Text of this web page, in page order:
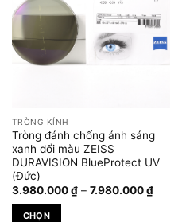
TRÒNG KÍNH
Tròng đánh chống ánh sáng
xanh đổi màu ZEISS
DURAVISION BlueProtect UV
(Đức)
3.980.000₫ – 7.980.000₫Khoảng
giá:
CHỌN